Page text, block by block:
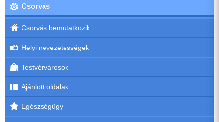
Csorvás
Csorvás bemutatkozik
Helyi nevezetességek
Testvérvárosok
Ajánlott oldalak
Egészségügy